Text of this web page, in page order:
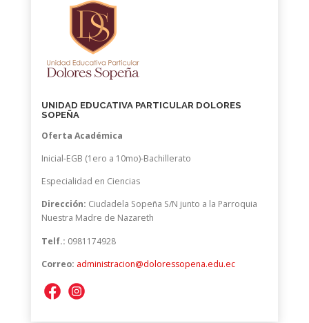
UNIDAD EDUCATIVA PARTICULAR DOLORES
SOPEÑA
Oferta Académica
Inicial-EGB (1ero a 10mo)-Bachillerato
Especialidad en Ciencias
Dirección: Ciudadela Sopeña S/N junto a la Parroquia
Nuestra Madre de Nazareth
Telf.: 0981174928
Correo: administracion@doloressopena.edu.ec